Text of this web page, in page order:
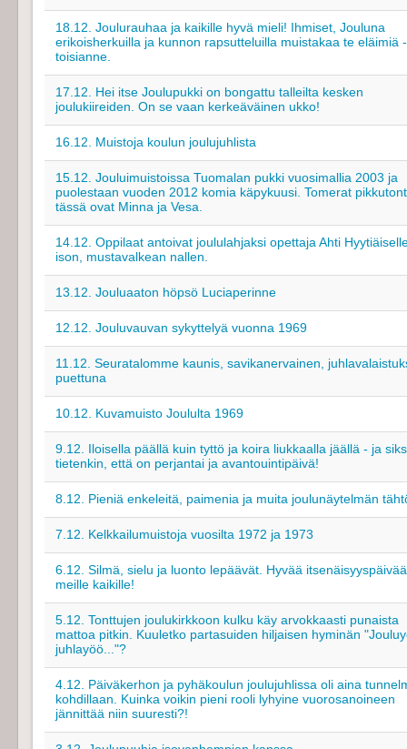
18.12. Joulurauhaa ja kaikille hyvä mieli! Ihmiset, Jouluna
erikoisherkuilla ja kunnon rapsutteluilla muistakaa te eläimiä
toisianne.
17.12. Hei itse Joulupukki on bongattu talleilta kesken
joulukiireiden. On se vaan kerkeäväinen ukko!
16.12. Muistoja koulun joulujuhlista
15.12. Jouluimuistoissa Tuomalan pukki vuosimallia 2003 ja
puolestaan vuoden 2012 komia käpykuusi. Tomerat
tässä ovat Minna ja Vesa.
14.12. Oppilaat antoivat joululahjaksi opettaja Ahti
ison, mustavalkean nallen.
13.12. Jouluaaton höpsö Luciaperinne
12.12. Jouluvauvan sykyttelyä vuonna 1969
11.12. Seuratalomme kaunis, savikanervainen,
puettuna
10.12. Kuvamuisto Joululta 1969
9.12. Iloisella päällä kuin tyttö ja koira liukkaalla jäällä - ja
tietenkin, että on perjantai ja avantouintipäivä!
8.12. Pieniä enkeleitä, paimenia ja muita joulunäytelmän
7.12. Kelkkailumuistoja vuosilta 1972 ja 1973
6.12. Silmä, sielu ja luonto lepäävät. Hyvää itsenäisyyspäivää
meille kaikille!
5.12. Tonttujen joulukirkkoon kulku käy arvokkaasti punaista
mattoa pitkin. Kuuletko partasuiden hiljaisen hyminän
juhlayöö..."?
4.12. Päiväkerhon ja pyhäkoulun joulujuhlissa oli aina
kohdillaan. Kuinka voikin pieni rooli lyhyine vuorosanoineen
jännittää niin suuresti?!